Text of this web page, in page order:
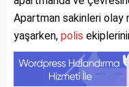
Apartman sakinleri olay
yaşarken, polis